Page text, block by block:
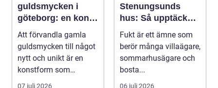
guldsmycken i
göteborg: en konst
att förnya det
gamla
Att förvandla gamla
guldsmycken till något
nytt och unikt är en
konstform som
kombinerar
07 juli 2026
Stenungsunds
hus: Så upptäcker
och åtgärdar du
problemet
Fukt är ett ämne som
berör många villaägare,
sommarhusägare och
bosta...
06 juli 2026